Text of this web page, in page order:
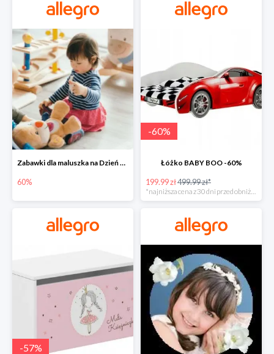
Zabawki dla maluszka na Dzień Dziecka na Allegro do -60%
60%
-60%
Łóżko BABY BOO -60%
199.99 zł499.99 zł*
*najniższa cena z 30 dni przed obniżką
-57%